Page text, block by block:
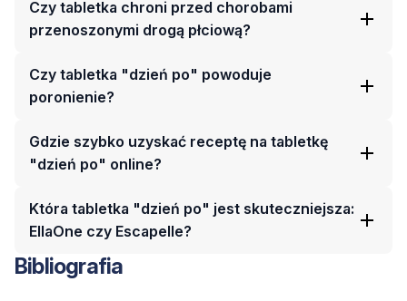
Czy tabletka chroni przed chorobami
przenoszonymi drogą płciową?
Czy tabletka "dzień po" powoduje
poronienie?
Gdzie szybko uzyskać receptę na tabletkę
"dzień po" online?
Która tabletka "dzień po" jest skuteczniejsza:
EllaOne czy Escapelle?
Bibliografia